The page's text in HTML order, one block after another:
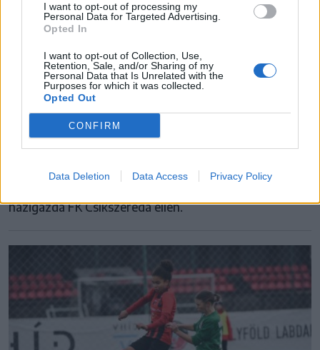
I want to opt-out of processing my
Personal Data for Targeted Advertising.
Opted In
I want to opt-out of Collection, Use,
Retention, Sale, and/or Sharing of my
Personal Data that Is Unrelated with the
Purposes for which it was collected.
Opted Out
CONFIRM
Data Deletion Data Access Privacy Policy
FK CSÍKSZEREDA
Elveszítette a döntőt az FK Csíkszereda,
idén is Eszékre került a trófea
Az NK Eszék sikerével zárult az U17-es csapatok
számára kiírt IX. Székelyföld Ifjúsági Nemzetközi
házigazda FK Csíkszereda ellen.